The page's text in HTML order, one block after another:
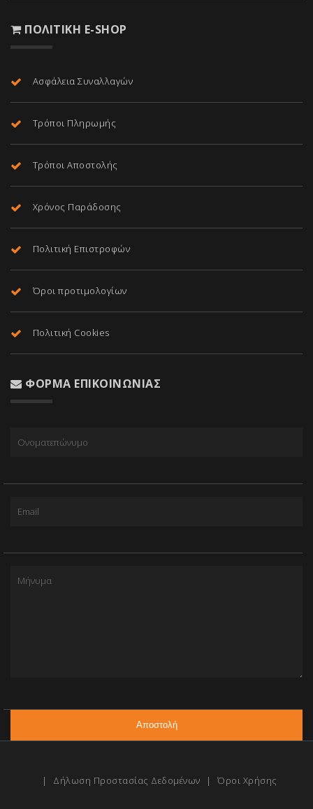
ΠΟΛΙΤΙΚΉ E-SHOP
Ασφάλεια Συναλλαγών
Τρόποι Πληρωμής
Τρόποι Αποστολής
Χρόνος Παράδοσης
Πολιτική Επιστροφών
Όροι προτιμολογίων
Πολιτική Cookies
ΦΌΡΜΑ ΕΠΙΚΟΙΝΩΝΊΑΣ
| Δήλωση Προστασίας Δεδομένων | Όροι Χρήσης